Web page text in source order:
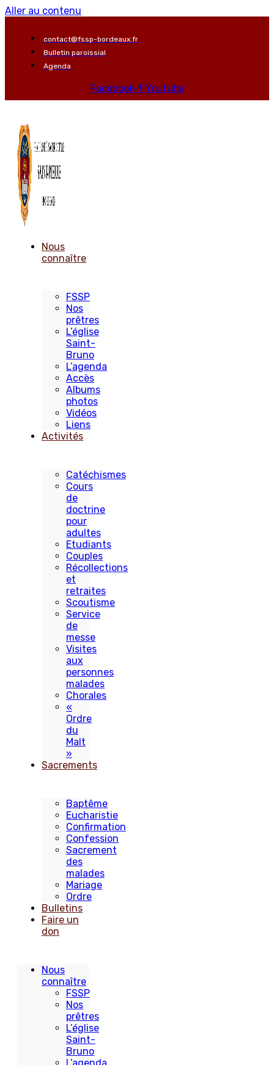
Aller au contenu
contact@fssp-bordeaux.fr
Bulletin paroissial
Agenda
Facebook-f Youtube
Nous
connaître
FSSP
Nos
prêtres
L’église
Saint-
Bruno
L’agenda
Accès
Albums
photos
Vidéos
Liens
Activités
Catéchismes
Cours
de
doctrine
pour
adultes
Etudiants
Couples
Récollections
et
retraites
Scoutisme
Service
de
messe
Visites
aux
personnes
malades
Chorales
«
Ordre
du
Malt
»
Sacrements
Baptême
Eucharistie
Confirmation
Confession
Sacrement
des
malades
Mariage
Ordre
Bulletins
Faire un
don
Nous
connaître
FSSP
Nos
prêtres
L’église
Saint-
Bruno